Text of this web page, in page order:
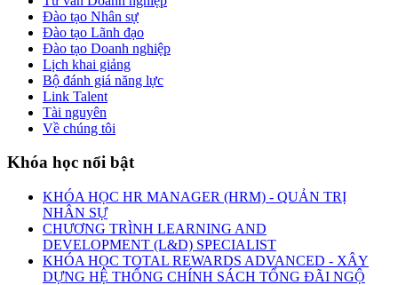
Đào tạo Nhân sự
Đào tạo Lãnh đạo
Đào tạo Doanh nghiệp
Lịch khai giảng
Bộ đánh giá năng lực
Link Talent
Tài nguyên
Về chúng tôi
Khóa học nổi bật
KHÓA HỌC HR MANAGER (HRM) - QUẢN TRỊ
NHÂN SỰ
CHƯƠNG TRÌNH LEARNING AND
DEVELOPMENT (L&D) SPECIALIST
KHÓA HỌC TOTAL REWARDS ADVANCED - XÂY
DỰNG HỆ THỐNG CHÍNH SÁCH TỔNG ĐÃI NGỘ